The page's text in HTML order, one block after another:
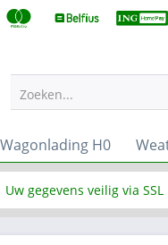
Zoeken...
Wagonlading H0
Uw gegevens veilig via SSL